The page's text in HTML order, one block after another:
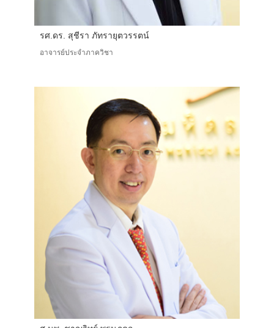
รศ.ดร. สุชีรา ภัทรายุตวรรตน์
อาจารย์ประจำภาควิชา